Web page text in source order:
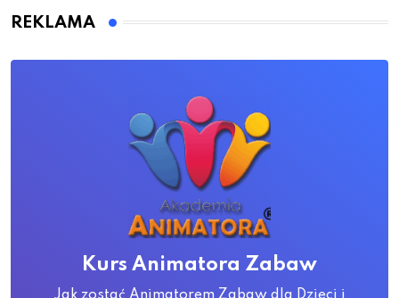
REKLAMA
Kurs Animatora Zabaw
Jak zostać Animatorem Zabaw dla Dzieci i